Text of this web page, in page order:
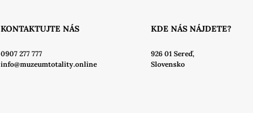
KONTAKTUJTE NÁS
0907 277 777
info@muzeumtotality.online
KDE NÁS NÁJDETE?
926 01 Sereď,
Slovensko